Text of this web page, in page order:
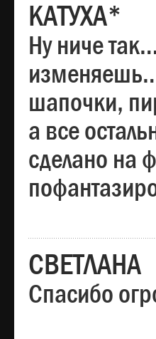
КАТУХА*
Ну ниче
шапочки,
а все
сделано на
СВЕТЛАНА
Спасибо